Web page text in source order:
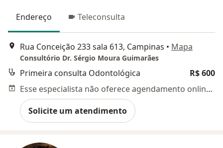
Endereço Teleconsulta
Rua Conceição 233 sala 613, Campinas • Mapa
Consultório Dr. Sérgio Moura Guimarães
Primeira consulta Odontológica
R$ 600
Esse especialista não oferece agendamento online para esse endereço.
Solicite um atendimento